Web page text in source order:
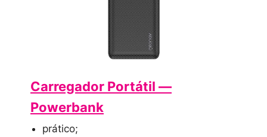
Carregador Portátil —
Powerbank
prático;